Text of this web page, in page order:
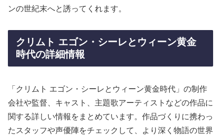
ンの世紀末へと誘ってくれます。
クリムト エゴン・シーレとウィーン黄金
時代の詳細情報
「クリムト エゴン・シーレとウィーン黄金時代」の制作
会社や監督、キャスト、主題歌アーティストなどの作品に
関する詳しい情報をまとめています。作品づくりに携わっ
たスタッフや声優陣をチェックして、より深く物語の世界